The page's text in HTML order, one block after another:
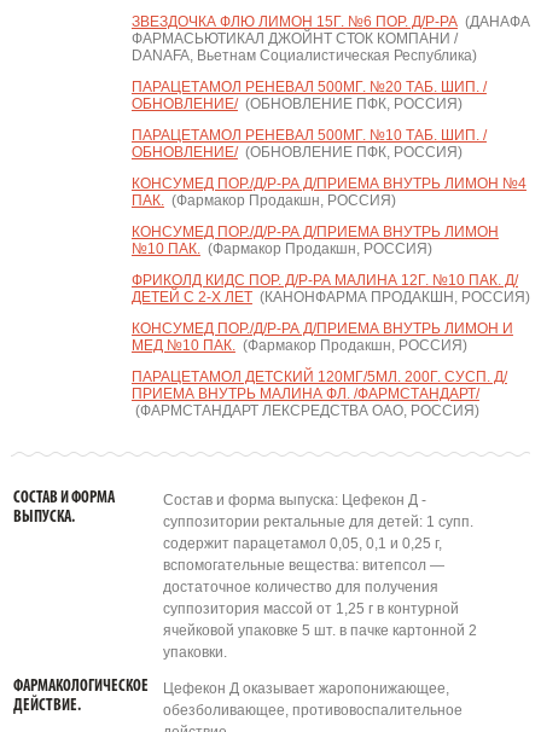
ЗВЕЗДОЧКА ФЛЮ ЛИМОН 15Г. №6 ПОР. Д/Р-РА(ДАНАФА
ФАРМАСЬЮТИКАЛ ДЖОЙНТ СТОК КОМПАНИ /
DANAFA, Вьетнам Социалистическая Республика)
ПАРАЦЕТАМОЛ РЕНЕВАЛ 500МГ. №20 ТАБ. ШИП. /
ОБНОВЛЕНИЕ/(ОБНОВЛЕНИЕ ПФК, РОССИЯ)
ПАРАЦЕТАМОЛ РЕНЕВАЛ 500МГ. №10 ТАБ. ШИП. /
ОБНОВЛЕНИЕ/(ОБНОВЛЕНИЕ ПФК, РОССИЯ)
КОНСУМЕД ПОР./Д/Р-РА Д/ПРИЕМА ВНУТРЬ ЛИМОН №4
ПАК.(Фармакор Продакшн, РОССИЯ)
КОНСУМЕД ПОР./Д/Р-РА Д/ПРИЕМА ВНУТРЬ ЛИМОН
№10 ПАК.(Фармакор Продакшн, РОССИЯ)
ФРИКОЛД КИДС ПОР. Д/Р-РА МАЛИНА 12Г. №10 ПАК. Д/
ДЕТЕЙ С 2-Х ЛЕТ(КАНОНФАРМА ПРОДАКШН, РОССИЯ)
КОНСУМЕД ПОР./Д/Р-РА Д/ПРИЕМА ВНУТРЬ ЛИМОН И
МЕД №10 ПАК.(Фармакор Продакшн, РОССИЯ)
ПАРАЦЕТАМОЛ ДЕТСКИЙ 120МГ/5МЛ. 200Г. СУСП. Д/
ПРИЕМА ВНУТРЬ МАЛИНА ФЛ. /ФАРМСТАНДАРТ/
(ФАРМСТАНДАРТ ЛЕКСРЕДСТВА ОАО, РОССИЯ)
СОСТАВ И ФОРМА
ВЫПУСКА.
Состав и форма выпуска: Цефекон Д -
суппозитории ректальные для детей: 1 супп.
содержит парацетамол 0,05, 0,1 и 0,25 г,
вспомогательные вещества: витепсол —
достаточное количество для получения
суппозитория массой от 1,25 г в контурной
ячейковой упаковке 5 шт. в пачке картонной 2
упаковки.
ФАРМАКОЛОГИЧЕСКОЕ
ДЕЙСТВИЕ.
Цефекон Д оказывает жаропонижающее,
обезболивающее, противовоспалительное